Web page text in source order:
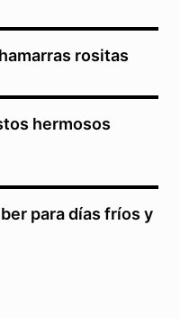
rositas
hermosos
para días fríos y